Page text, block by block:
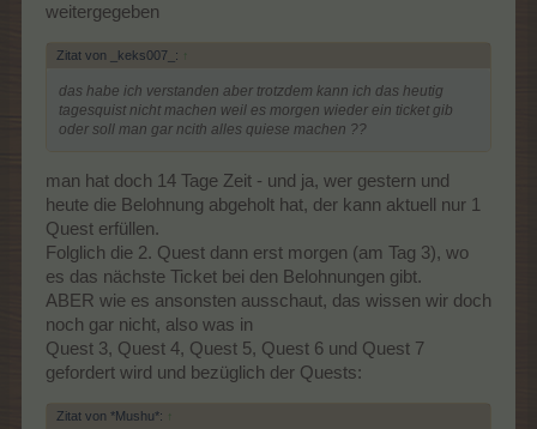
weitergegeben
Zitat von _keks007_: ↑
das habe ich verstanden aber trotzdem kann ich das heutig
tagesquist nicht machen weil es morgen wieder ein ticket gib
oder soll man gar ncith alles quiese machen ??
man hat doch 14 Tage Zeit - und ja, wer gestern und
heute die Belohnung abgeholt hat, der kann aktuell nur 1
Quest erfüllen.
Folglich die 2. Quest dann erst morgen (am Tag 3), wo
es das nächste Ticket bei den Belohnungen gibt.
ABER wie es ansonsten ausschaut, das wissen wir doch
noch gar nicht, also was in
Quest 3, Quest 4, Quest 5, Quest 6 und Quest 7
gefordert wird und bezüglich der Quests:
Zitat von *Mushu*: ↑